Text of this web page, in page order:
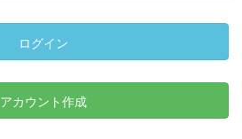
ログイン
アカウント作成